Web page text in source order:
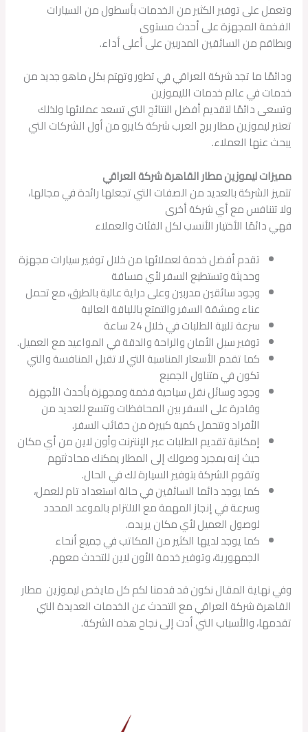
وتعمل على توفير الكثير من الخدمات بأسطول من السيارات
الفخمة المجهزة على أحدث مستوى
وبطاقم من السائقين المدربين على أعلى أداء.
ودائمًا ما تجد شركة العراقي في تطور وتهتم بكل ماهو جديد من
خدمات في عالم خدمات الليموزين
وتسعى دائمًا لتقديم أفضل النتائج التي تسعد عملائها ولذلك
تعتبر ليموزين مطار برج العرب شركة كايرو من أول الشركات التي
يبحث عنها العملاء.
مميزات ليموزين مطار القاهرة شركة العراقي
تتميز الشركة بالعديد من الصفات التي تجعلها رائدة في مجالها،
ولا تتنافس مع أي شركة أخرى
فهي دائمًا الأختيار الأنسب لكل الفئات والعملاء
تقدم أفضل خدمة لعملائها من خلال توفير سيارات مجهزة
وحديثة وتستطيع السفر لأي مسافة
وجود سائقين مدربين وعلى دراية عالية بالطرق، مع تحمل
عناء ومشقة السفر والتمتع باللياقة العالية
سرعة تلبية الطلبات في خلال 24 ساعة
توفير سبل الأمان والراحة والدقة في المواعيد مع العميل.
كما تقدم الأسعار المناسبة التي لا تقبل المنافسة والتي
تكون في متناول الجميع
وجود وسائل نقل سياحية فخمة ومجهزة بأحدث الأجهزة
وقادرة على السفر بين المحافظات وتتسع للعديد من
الأفراد وتتحمل كمية كبيرة من حقائب السفر.
إمكانية تقديم الطلبات عبر الإنترنت وأون لاين من أي مكان
حيث إنه بمجرد وصولك إلى المطار يمكنك محادثتهم
وتقوم الشركة بتوفير السيارة لك في الحال.
كما يوجد دائما السائقين في حالة استعداد تام للعمل،
وسرعة في إنجاز المهمة مع الالتزام بالموعد المحدد
لوصول العميل لأي مكان يريده.
كما يوجد لديها الكثير من المكاتب في جميع أنحاء
الجمهورية، وتوفير خدمة الأون لاين للتحدث معهم.
وفي نهاية المقال نكون قد قدمنا لكم كل مايخص ليموزين مطار
القاهرة شركة العراقي مع التحدث عن الخدمات العديدة التي
تقدمها، والأسباب التي أدت إلى نجاح هذه الشركة.